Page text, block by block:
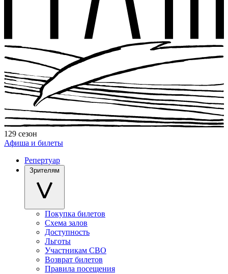
129 сезон
Афиша и билеты
Репертуар
Зрителям
Покупка билетов
Схема залов
Доступность
Льготы
Участникам СВО
Возврат билетов
Правила посещения